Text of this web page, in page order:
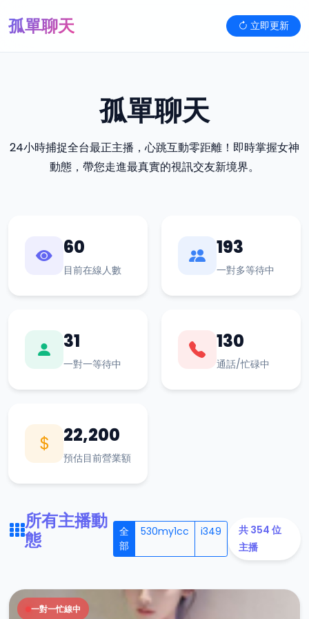
孤單聊天 立即更新
孤單聊天
24小時捕捉全台最正主播，心跳互動零距離！即時掌握女神
動態，帶您走進最真實的視訊交友新境界。
60
目前在線人數
193
一對多等待中
31
一對一等待中
130
通話/忙碌中
22,200
預估目前營業額
所有主播動
態
全
部
530my1cc i349
共 354 位
主播
一對一忙線中